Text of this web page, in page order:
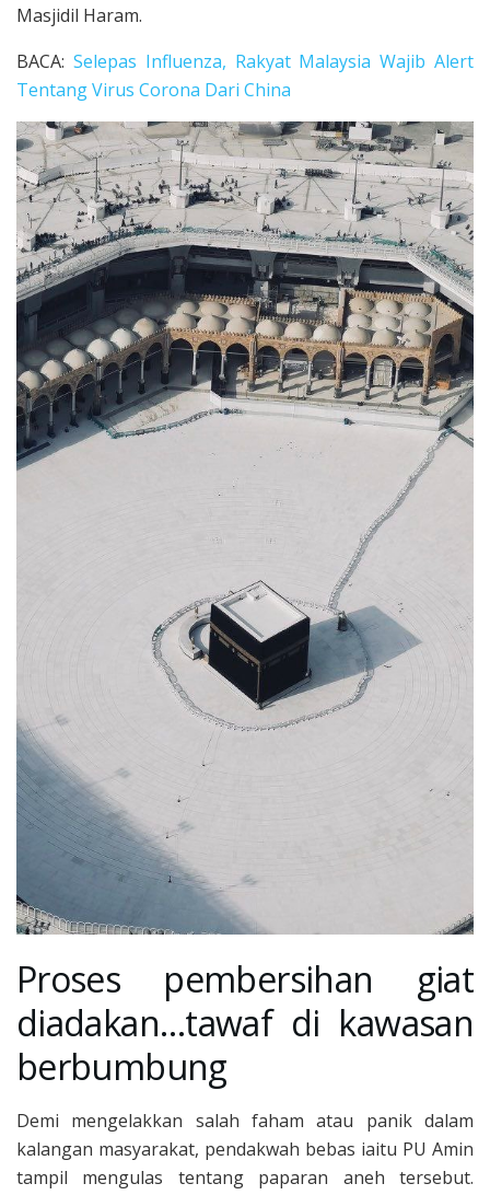
Masjidil Haram.
BACA: Selepas Influenza, Rakyat Malaysia Wajib Alert
Tentang Virus Corona Dari China
Proses pembersihan giat
diadakan…tawaf di kawasan
berbumbung
Demi mengelakkan salah faham atau panik dalam
kalangan masyarakat, pendakwah bebas iaitu PU Amin
tampil mengulas tentang paparan aneh tersebut.